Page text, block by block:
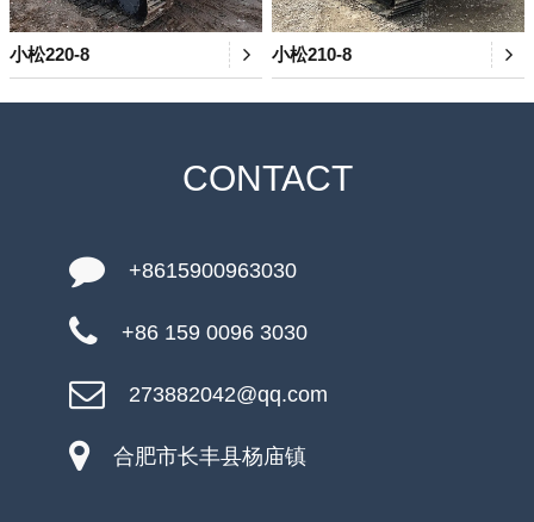
小松220-8 小松210-8
CONTACT
+8615900963030
+86 159 0096 3030
273882042@qq.com
合肥市长丰县杨庙镇